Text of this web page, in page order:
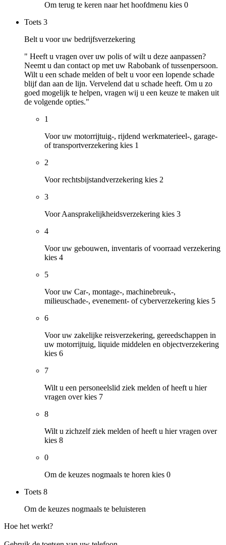
Om terug te keren naar het hoofdmenu kies 0
Toets 3
Belt u voor uw bedrijfsverzekering
" Heeft u vragen over uw polis of wilt u deze aanpassen?
Neemt u dan contact op met uw Rabobank of tussenpersoon.
Wilt u een schade melden of belt u voor een lopende schade
blijf dan aan de lijn. Vervelend dat u schade heeft. Om u zo
goed mogelijk te helpen, vragen wij u een keuze te maken uit
de volgende opties."
1
Voor uw motorrijtuig-, rijdend werkmaterieel-, garage-
of transportverzekering kies 1
2
Voor rechtsbijstandverzekering kies 2
3
Voor Aansprakelijkheidsverzekering kies 3
4
Voor uw gebouwen, inventaris of voorraad verzekering
kies 4
5
Voor uw Car-, montage-, machinebreuk-,
milieuschade-, evenement- of cyberverzekering kies 5
6
Voor uw zakelijke reisverzekering, gereedschappen in
uw motorrijtuig, liquide middelen en objectverzekering
kies 6
7
Wilt u een personeelslid ziek melden of heeft u hier
vragen over kies 7
8
Wilt u zichzelf ziek melden of heeft u hier vragen over
kies 8
0
Om de keuzes nogmaals te horen kies 0
Toets 8
Om de keuzes nogmaals te beluisteren
Hoe het werkt?